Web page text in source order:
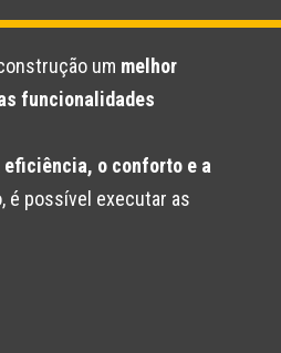
um melhor
funcionalidades
o conforto e a
é possível executar as